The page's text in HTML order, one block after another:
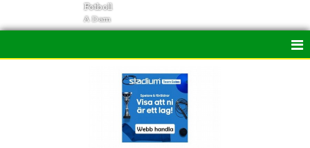
Fotboll
A Dam